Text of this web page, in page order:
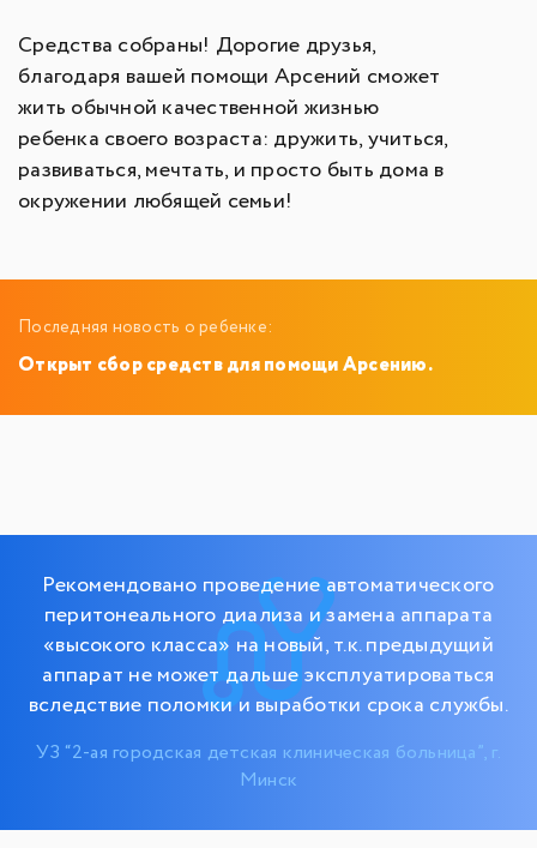
Средства собраны! Дорогие друзья,
благодаря вашей помощи Арсений сможет
жить обычной качественной жизнью
ребенка своего возраста: дружить, учиться,
развиваться, мечтать, и просто быть дома в
окружении любящей семьи!
Последняя новость о ребенке:
Открыт сбор средств для помощи Арсению.
Рекомендовано проведение автоматического
перитонеального диализа и замена аппарата
«высокого класса» на новый, т.к. предыдущий
аппарат не может дальше эксплуатироваться
вследствие поломки и выработки срока службы.
УЗ “2-ая городская детская клиническая больница”, г.
Минск